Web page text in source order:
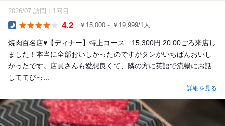
2026/07 訪問 1回目
4.2 ￥15,000～￥19,999/1人
焼肉百名店♥【ディナー】特上コース 15,300円 20:00ごろ来店し
ました！本当に全部おいしかったのですがタンがいちばんおいし
かったです。店員さんも愛想良くて、隣の方に英語で流暢にお話
しててびっ...
詳細を見る